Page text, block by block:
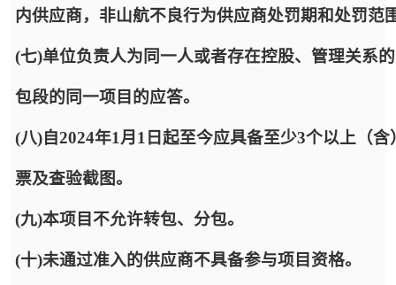
内供应商，非山航不良行为供应商处罚期和处罚范
(七)单位负责人为同一人或者存在控股、管理关系
包段的同一项目的应答。
(八)自2024年1月1日起至今应具备至少3个以上（
票及查验截图。
(九)本项目不允许转包、分包。
(十)未通过准入的供应商不具备参与项目资格。